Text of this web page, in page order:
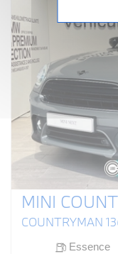
MINI
Essence